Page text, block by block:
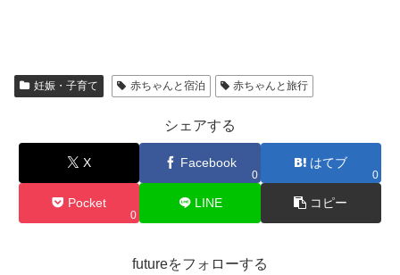
妊娠・子育て 赤ちゃんと宿泊 赤ちゃんと旅行
シェアする
X Facebook
0
はてブ
0
Pocket
0
LINE コピー
futureをフォローする